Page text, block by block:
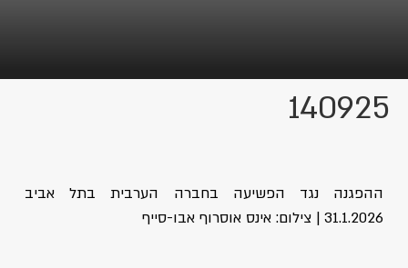
140925
ההפגנה נגד הפשיעה בחברה הערבית בתל אביב
31.1.2026 | צילום: אינס אוסרוף אבו-סייף